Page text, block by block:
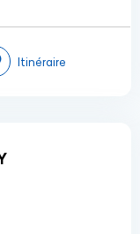
Itinéraire